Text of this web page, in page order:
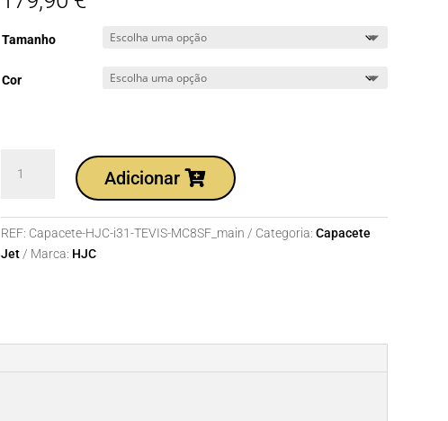
Tamanho
Cor
HJC
i31
TEVIS
Adicionar
REF: Capacete-HJC-i31-TEVIS-MC8SF_main Categoria: Capacete
Jet
Marca: HJC